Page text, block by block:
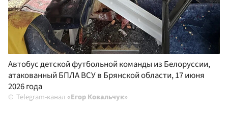
Автобус детской футбольной команды из Белоруссии,
атакованный БПЛА ВСУ в Брянской области, 17 июня
2026 года
Telegram-канал «Егор Ковальчук»